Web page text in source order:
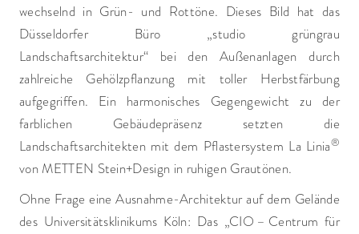
wechselnd in Grün- und Rottöne. Dieses Bild hat das
Düsseldorfer Büro „studio grüngrau
Landschaftsarchitektur“ bei den Außenanlagen durch
zahlreiche Gehölzpflanzung mit toller Herbstfärbung
aufgegriffen. Ein harmonisches Gegengewicht zu der
farblichen Gebäudepräsenz setzten die
Landschaftsarchitekten mit dem Pflastersystem La Linia®
von METTEN Stein+Design in ruhigen Grautönen.
Ohne Frage eine Ausnahme-Architektur auf dem Gelände
des Universitätsklinikums Köln: Das „CIO – Centrum für